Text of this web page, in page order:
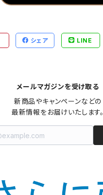
シェア LINE
メールマガジンを受け取る
新商品やキャンペーンなどの
最新情報をお届けいたします。